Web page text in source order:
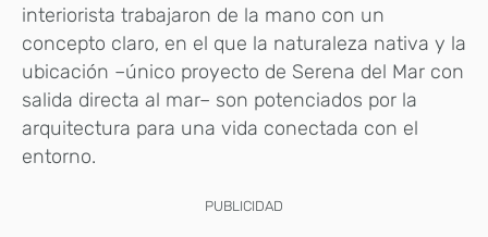
interiorista trabajaron de la mano con un
concepto claro, en el que la naturaleza nativa y la
ubicación –único proyecto de Serena del Mar con
salida directa al mar– son potenciados por la
arquitectura para una vida conectada con el
entorno.
PUBLICIDAD